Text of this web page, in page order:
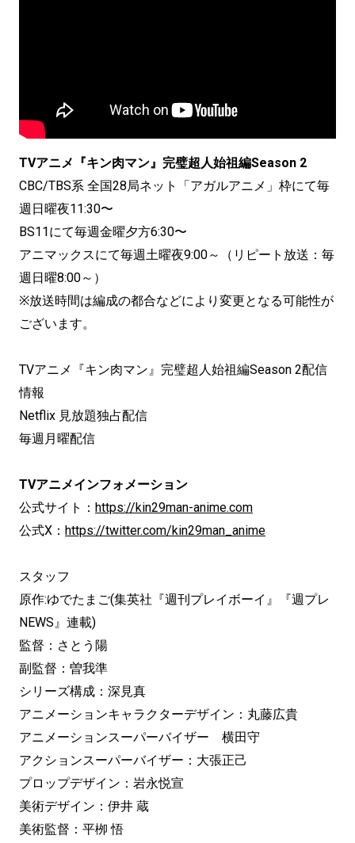
TVアニメ『キン肉マン』完璧超人始祖編Season 2
CBC/TBS系 全国28局ネット「アガルアニメ」枠にて毎
週日曜夜11:30〜
BS11にて毎週金曜夕方6:30〜
アニマックスにて毎週土曜夜9:00～（リピート放送：毎
週日曜8:00～）
※放送時間は編成の都合などにより変更となる可能性が
ございます。
TVアニメ『キン肉マン』完璧超人始祖編Season 2配信
情報
Netflix 見放題独占配信
毎週月曜配信
TVアニメインフォメーション
公式サイト： https://kin29man-anime.com
公式X： https://twitter.com/kin29man_anime
スタッフ
原作:ゆでたまご(集英社『週刊プレイボーイ』『週プレ
NEWS』連載)
監督：さとう陽
副監督：曽我準
シリーズ構成：深見真
アニメーションキャラクターデザイン：丸藤広貴
アニメーションスーパーバイザー 横田守
アクションスーパーバイザー：大張正己
プロップデザイン：岩永悦宣
美術デザイン：伊井 蔵
美術監督：平栁 悟